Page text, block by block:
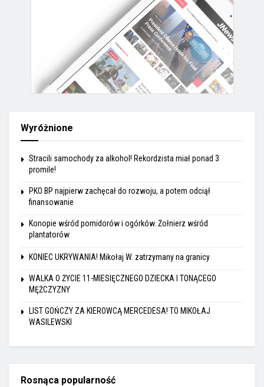
Wyróżnione
Stracili samochody za alkohol! Rekordzista miał ponad 3
promile!
PKO BP najpierw zachęcał do rozwoju, a potem odciął
finansowanie
Konopie wśród pomidorów i ogórków. Żołnierz wśród
plantatorów
KONIEC UKRYWANIA! Mikołaj W. zatrzymany na granicy
WALKA O ŻYCIE 11-MIESIĘCZNEGO DZIECKA I TONĄCEGO
MĘŻCZYZNY
LIST GOŃCZY ZA KIEROWCĄ MERCEDESA! TO MIKOŁAJ
WASILEWSKI
Rosnąca popularność